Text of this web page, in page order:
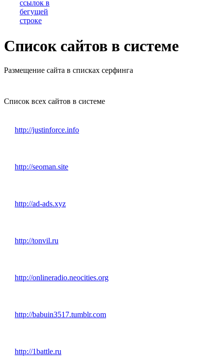
Список сайтов в системе
Размещение сайта в списках серфинга
Список всех сайтов в системе
http://justinforce.info
http://seoman.site
http://ad-ads.xyz
http://tonvil.ru
http://onlineradio.neocities.org
http://babuin3517.tumblr.com
http://1battle.ru